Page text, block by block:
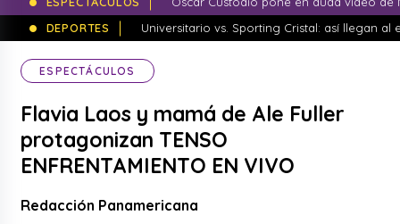
DEPORTES
Universitario vs. Sporting Cristal: así llegan al
ESPECTÁCULOS
Flavia Laos y mamá de Ale Fuller
protagonizan TENSO
ENFRENTAMIENTO EN VIVO
Redacción Panamericana